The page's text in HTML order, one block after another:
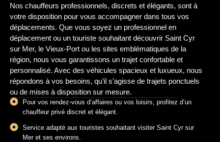
Nos chauffeurs professionnels, discrets et élégants, sont à
votre disposition pour vous accompagner dans tous vos
déplacements. Que vous soyez un professionnel en
déplacement ou un touriste souhaitant découvrir Saint Cyr
sur Mer, le Vieux-Port ou les sites emblématiques de la
région, nous vous garantissons un trajet confortable et
personnalisé. Avec des véhicules spacieux et luxueux, nous
répondons à vos besoins, qu’il s’agisse de trajets ponctuels
ou de mises à disposition sur mesure.
Pour vos rendez-vous d’affaires ou vos loisirs, profitez d’un
chauffeur privé discret et élégant.
Service adapté aux touristes souhaitant visiter Saint Cyr sur
Mer et ses environs.